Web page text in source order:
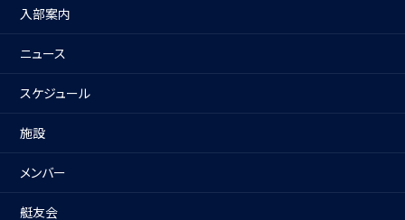
入部案内
ニュース
スケジュール
施設
メンバー
艇友会